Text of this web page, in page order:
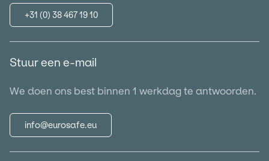
+31 (0) 38 467 19 10
Stuur een e-mail
We doen ons best binnen 1 werkdag te antwoorden.
info@eurosafe.eu